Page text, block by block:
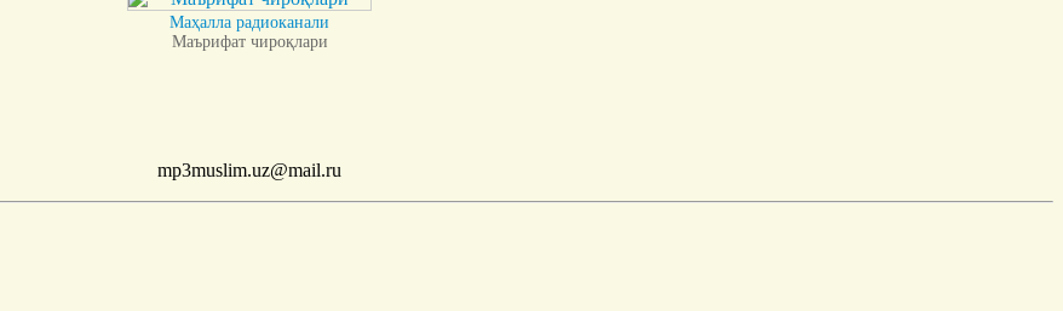
Маҳалла радиоканали
Маърифат чироқлари
mp3muslim.uz@mail.ru